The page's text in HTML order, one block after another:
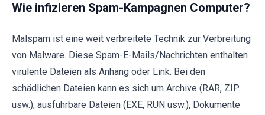
Wie infizieren Spam-Kampagnen Computer?
Malspam ist eine weit verbreitete Technik zur Verbreitung
von Malware. Diese Spam-E-Mails/Nachrichten enthalten
virulente Dateien als Anhang oder Link. Bei den
schädlichen Dateien kann es sich um Archive (RAR, ZIP
usw.), ausführbare Dateien (EXE, RUN usw.), Dokumente